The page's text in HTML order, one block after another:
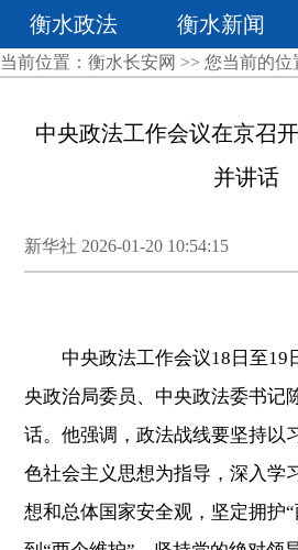
衡水政法 衡水新闻
当前位置： 衡水长安网 >> 您当前的位
中央政法工作会议在京召
并讲话
新华社 2026-01-20 10:54:15
中央政法工作会议18日至19
央政治局委员、中央政法委书记
话。他强调，政法战线要坚持以
色社会主义思想为指导，深入学
想和总体国家安全观，坚定拥护